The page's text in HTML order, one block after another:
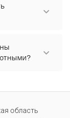
услуга
область